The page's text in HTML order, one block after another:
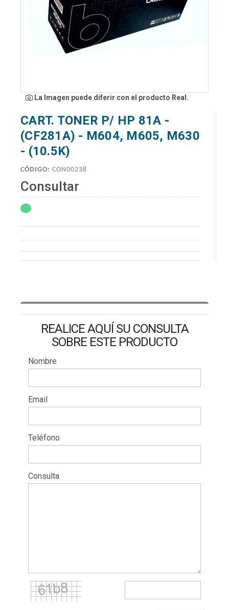
La Imagen puede diferir con el producto Real.
CART. TONER P/ HP 81A -
(CF281A) - M604, M605, M630
- (10.5K)
CÓDIGO: CON00238
Consultar
REALICE AQUÍ SU CONSULTA
SOBRE ESTE PRODUCTO
Nombre
Email
Teléfono
Consulta